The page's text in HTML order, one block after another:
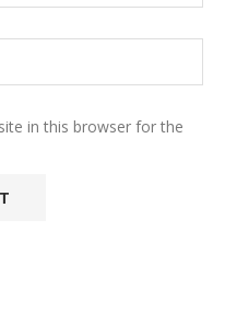
in this browser for the